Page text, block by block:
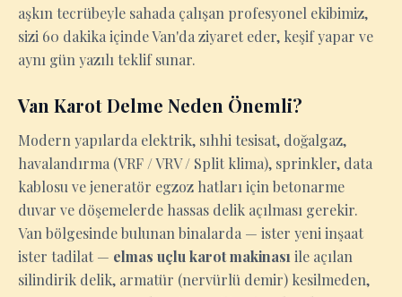
aşkın tecrübeyle sahada çalışan profesyonel ekibimiz,
sizi 60 dakika içinde Van'da ziyaret eder, keşif yapar ve
aynı gün yazılı teklif sunar.
Van Karot Delme Neden Önemli?
Modern yapılarda elektrik, sıhhi tesisat, doğalgaz,
havalandırma (VRF / VRV / Split klima), sprinkler, data
kablosu ve jeneratör egzoz hatları için betonarme
duvar ve döşemelerde hassas delik açılması gerekir.
Van bölgesinde bulunan binalarda — ister yeni inşaat
ister tadilat — elmas uçlu karot makinası ile açılan
silindirik delik, armatür (nervürlü demir) kesilmeden,